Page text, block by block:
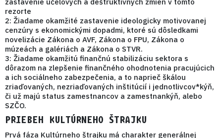
rezorte
2: Žiadame okamžité zastavenie ideologicky motivovanej
cenzúry s ekonomickými dopadmi, ktoré sú dôsledkami
novelizácie Zákona o AVF, Zákona o FPU, Zákona o
múzeách a galériách a Zákona o STVR.
3: Žiadame okamžitú finančnú stabilizáciu sektora s
dôrazom na zlepšenie finančného ohodnotenia pracujúcich
a ich sociálneho zabezpečenia, a to naprieč škálou
zriaďovaných, nezriaďovaných inštitúcií i jednotlivcov*kýň,
či už majú status zamestnancov a zamestnankýň, alebo
SZČO.
PRIEBEH KULTÚRNEHO ŠTRAJKU
Prvá fáza Kultúrneho štrajku má charakter generálnej